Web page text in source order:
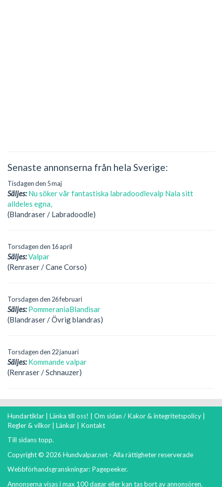
Senaste annonserna från hela Sverige:
Tisdagen den 5 maj
Säljes: Nu söker vår fantastiska labradoodlevalp Nala sitt
alldeles egna,
(Blandraser / Labradoodle)
Torsdagen den 16 april
Säljes:Valpar
(Renraser / Cane Corso)
Torsdagen den 26 februari
Säljes: PommeraniaBlandisar
(Blandraser / Övrig blandras)
Torsdagen den 22 januari
Säljes: Kommande valpar
(Renraser / Schnauzer)
Hundartiklar | Länka till oss! | Om sidan / Kakor & integritetspolicy |
Regler & vilkor | Länkar | Kontakt
Till sidans topp.
Copyright © 2026 Hundvalpar.net - Alla rättigheter reserverade
Webbförhandsgranskningar: Pagepeeker.
Annonserna visas i max 100 dagar eller kan tas bort av annonsören.